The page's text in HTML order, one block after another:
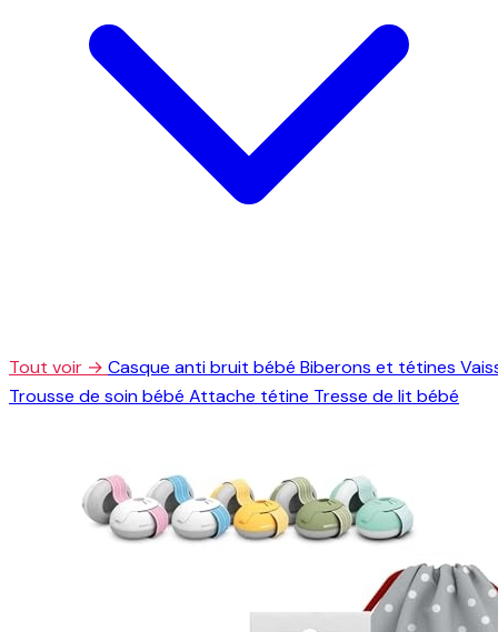
Tout voir → Casque anti bruit bébé Biberons et tétines
Trousse de soin bébé Attache tétine Tresse de lit bébé